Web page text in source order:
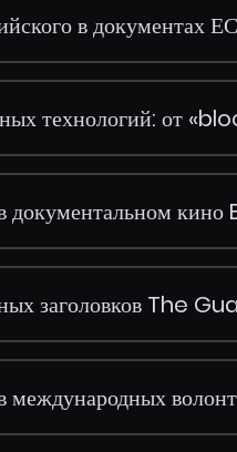
в документах
технологий: от
документальном кино
заголовков The
международных